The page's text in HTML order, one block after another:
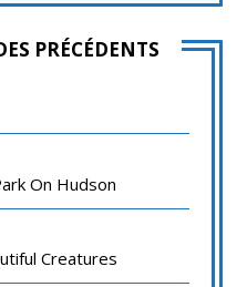
PRÉCÉDENTS
On Hudson
Creatures